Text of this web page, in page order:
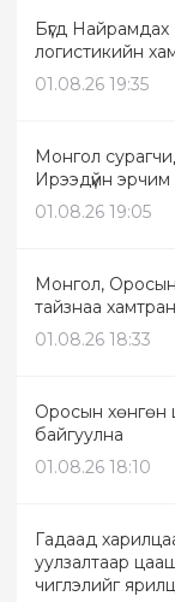
Бүгд
логистикийн
01.08.26 19:35
Монгол
Ирээдүйн
01.08.26 19:05
Монгол, Оросын
тайзнаа
01.08.26 18:33
Оросын хөнгөн
байгуулна
01.08.26 18:10
Гадаад
уулзалтаар
чиглэлийг